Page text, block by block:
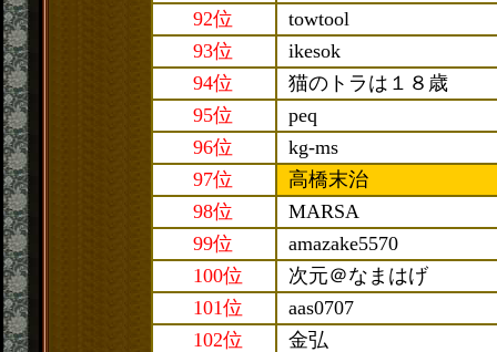
92位
towtool
93位
ikesok
94位
猫のトラは１８歳
95位
peq
96位
kg-ms
97位
高橋末治
98位
MARSA
99位
amazake5570
100位
次元＠なまはげ
101位
aas0707
102位
金弘